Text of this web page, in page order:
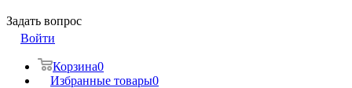
Задать вопрос
Войти
Корзина0
Избранные товары0